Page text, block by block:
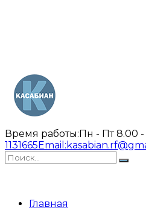
Время работы:Пн - Пт 8.00 -
1131665Email:
Главная